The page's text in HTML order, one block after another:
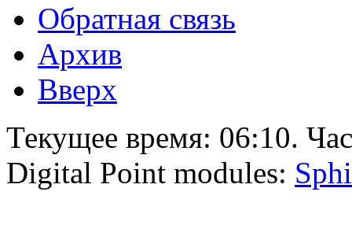
Обратная связь
Архив
Вверх
Текущее время: 06:10.
Digital Point modules: